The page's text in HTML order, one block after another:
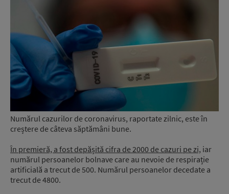
Numărul cazurilor de coronavirus, raportate zilnic, este în
creștere de câteva săptămâni bune.
În premieră, a fost depășită cifra de 2000 de cazuri pe zi, iar
numărul persoanelor bolnave care au nevoie de respirație
artificială a trecut de 500. Numărul persoanelor decedate a
trecut de 4800.